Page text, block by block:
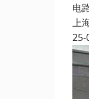
电
上
25-